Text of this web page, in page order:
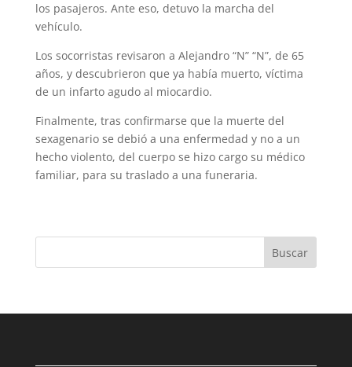
los pasajeros. Ante eso, detuvo la marcha del
vehículo.
Los socorristas revisaron a Alejandro “N” “N”, de 65
años, y descubrieron que ya había muerto, víctima
de un infarto agudo al miocardio.
Finalmente, tras confirmarse que la muerte del
sexagenario se debió a una enfermedad y no a un
hecho violento, del cuerpo se hizo cargo su médico
familiar, para su traslado a una funeraria.
Buscar